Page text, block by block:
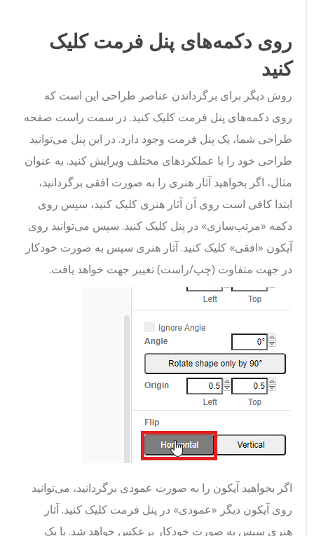
روی دکمه‌های پنل فرمت کلیک
کنید
روش دیگر برای برگرداندن عناصر طراحی این است که
روی دکمه‌های پنل فرمت کلیک کنید. در سمت راست صفحه
طراحی شما، یک پنل فرمت وجود دارد. در این پنل می‌توانید
طراحی خود را با عملکردهای مختلف ویرایش کنید. به عنوان
مثال، اگر بخواهید آثار هنری را به صورت افقی برگردانید،
ابتدا کافی است روی آن آثار هنری کلیک کنید، سپس روی
دکمه «مرتب‌سازی» در پنل کلیک کنید. سپس می‌توانید روی
آیکون «افقی» کلیک کنید. آثار هنری سپس به صورت خودکار
در جهت متفاوت (چپ/راست) تغییر جهت خواهد یافت.
اگر بخواهید آیکون را به صورت عمودی برگردانید، می‌توانید
روی آیکون دیگر «عمودی» در پنل فرمت کلیک کنید. آثار
هنری سپس به صورت خودکار برعکس خواهد شد. با یک